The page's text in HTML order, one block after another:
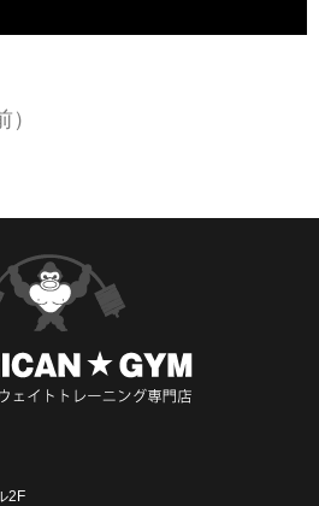
2F